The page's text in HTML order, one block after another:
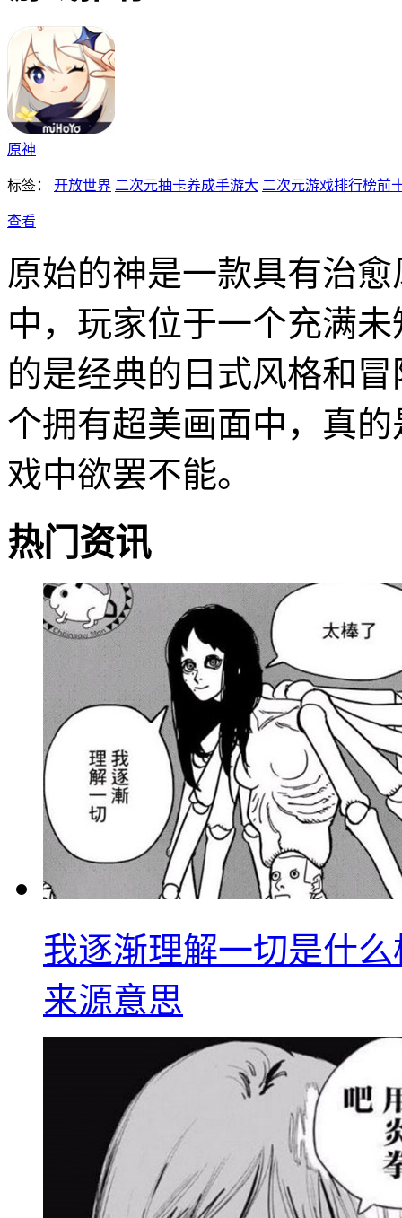
原神
标签： 开放世界 二次元抽卡养成手游大 二次元游戏排行榜前
查看
原始的神是一款具有治
中，玩家位于一个充满
的是经典的日式风格和
个拥有超美画面中，真
戏中欲罢不能。
热门资讯
我逐渐理解一切是什
来源意思